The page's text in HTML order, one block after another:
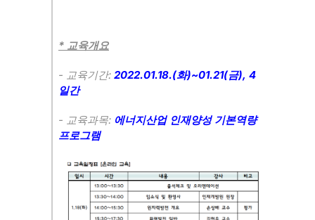
* 교육개요
- 교육기간: 2022.01.18.(화)~01.21(금), 4
일간
- 교육과목: 에너지산업 인재양성 기본역량
프로그램